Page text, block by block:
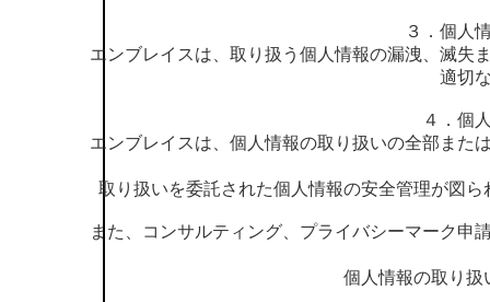
３．個人
エンブレイスは、取り扱う個人情報の漏洩、滅失
適切
４．個
エンブレイスは、個人情報の取り扱いの全部また
取り扱いを委託された個人情報の安全管理が図
また、コンサルティング、プライバシーマーク申
個人情報の取り扱